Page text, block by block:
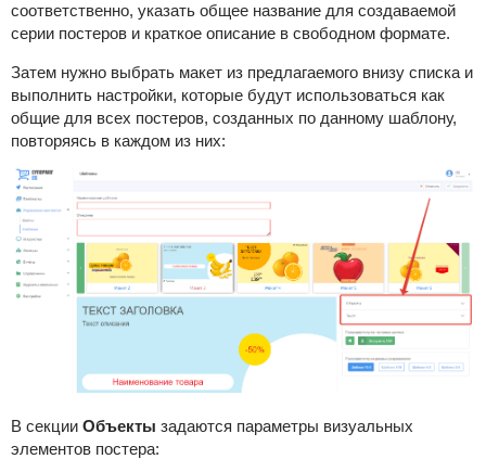
соответственно, указать общее название для создаваемой
серии постеров и краткое описание в свободном формате.
Затем нужно выбрать макет из предлагаемого внизу списка и
выполнить настройки, которые будут использоваться как
общие для всех постеров, созданных по данному шаблону,
повторяясь в каждом из них:
В секции Объекты задаются параметры визуальных
элементов постера: